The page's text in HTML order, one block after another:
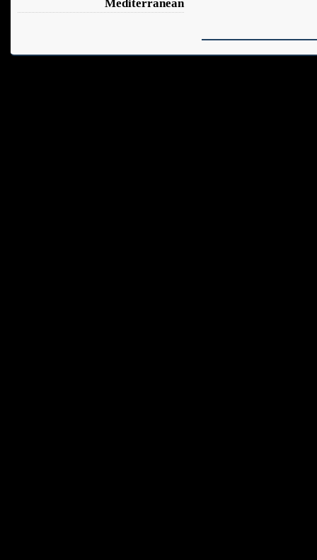
Mediterranean